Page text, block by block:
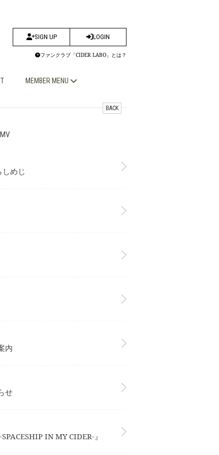
SIGN UP LOGIN
ファンクラブ「CIDER LABO」とは？
MEMBER MENU
BACK
MV
めじ
内
せ
IN MY CIDER-』